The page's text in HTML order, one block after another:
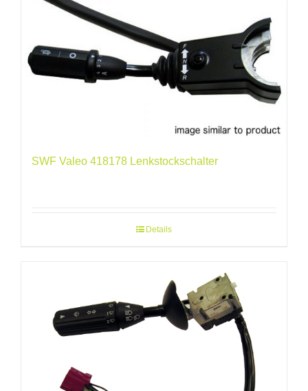
SWF Valeo 418178 Lenkstockschalter
Details